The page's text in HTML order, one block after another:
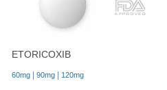
ETORICOXIB
60mg | 90mg | 120mg